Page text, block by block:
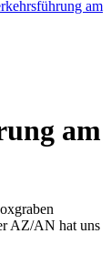
am
am
AZ/AN hat uns